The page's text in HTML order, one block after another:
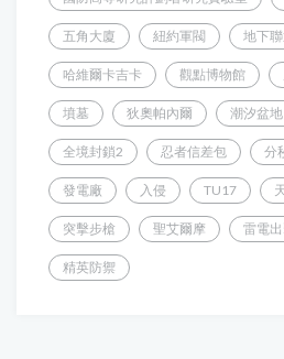
五角大廈 紐約軍閥 地下
哈維爾卡吉卡 觀點博物館
墳墓 狄奧帕內爾 潮汐盆地
全境封鎖2 忍者信差包 分
發電廠 入侵 TU17
突擊步槍 聖艾爾摩 雷電
精英防禦